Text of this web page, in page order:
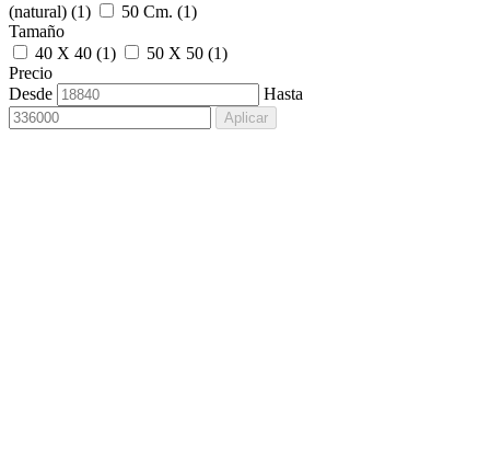
(natural) (1) 50 Cm. (1)
Tamaño
40 X 40 (1) 50 X 50 (1)
Precio
Desde
Hasta
Aplicar